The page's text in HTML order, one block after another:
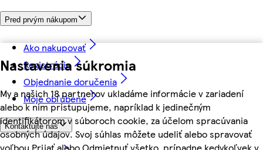
Nastavenia súkromia
My a našich 18 partnerov ukladáme informácie v zariadení
alebo k nim pristupujeme, napríklad k jedinečným
identifikátorom v súboroch cookie, za účelom spracúvania
osobných údajov. Svoj súhlas môžete udeliť alebo spravovať
voľbou Prijať alebo Odmietnuť všetko, prípadne kedykoľvek v
Pred prvým nákupom
Ako nakupovať
Registrácia
Objednanie doručenia
Moje obľúbené
Kontaktujte nás